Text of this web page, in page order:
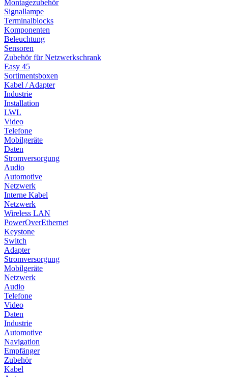
Montagezubehör
Signallampe
Terminalblocks
Komponenten
Beleuchtung
Sensoren
Zubehör für Netzwerkschrank
Easy 45
Sortimentsboxen
Kabel / Adapter
Industrie
Installation
LWL
Video
Telefone
Mobilgeräte
Daten
Stromversorgung
Audio
Automotive
Netzwerk
Interne Kabel
Netzwerk
Wireless LAN
PowerOverEthernet
Keystone
Switch
Adapter
Stromversorgung
Mobilgeräte
Netzwerk
Audio
Telefone
Video
Daten
Industrie
Automotive
Navigation
Empfänger
Zubehör
Kabel